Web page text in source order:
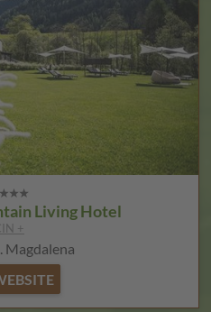
Living Hotel
+
Magdalena